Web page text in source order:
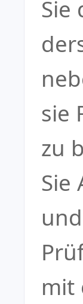
Sie
sie
zu
Sie
und
mit